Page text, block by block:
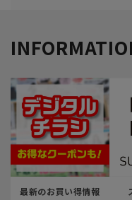
最新のお買い得情報